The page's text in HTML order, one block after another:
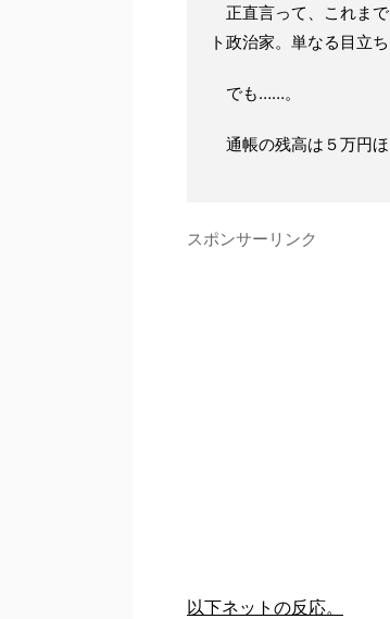
正直言って、これま
ト政治家。単なる目立
でも……。
通帳の残高は５万円ほ
スポンサーリンク
以下ネットの反応。